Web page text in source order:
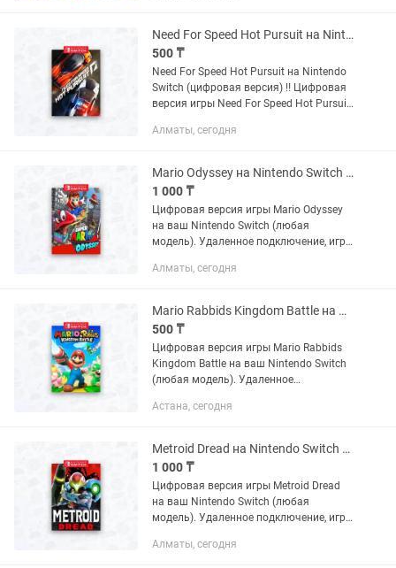
Need For Speed Hot Pursuit на Nintendo Switch (цифровая версия)
500 ₸
Need For Speed Hot Pursuit на Nintendo
Switch (цифровая версия) ‼️ Цифровая
версия игры Need For Speed Hot Pursuit
модель). Удаленное подключение, игра
Алматы, сегодня
Mario Odyssey на Nintendo Switch (цифровая версия)
1 000 ₸
Цифровая версия игры Mario Odyssey
на ваш Nintendo Switch (любая
модель). Удаленное подключение, игра
безопасно для вашей консоли. Есть
Алматы, сегодня
Mario Rabbids Kingdom Battle на Nintendo Switch (цифровая версия)
500 ₸
Цифровая версия игры Mario Rabbids
Kingdom Battle на ваш Nintendo Switch
(любая модель). Удаленное
Полностью безопасно для вашей
Астана, сегодня
Metroid Dread на Nintendo Switch (цифровая версия)
1 000 ₸
Цифровая версия игры Metroid Dread
на ваш Nintendo Switch (любая
модель). Удаленное подключение, игра
безопасно для вашей консоли. Есть
Алматы, сегодня